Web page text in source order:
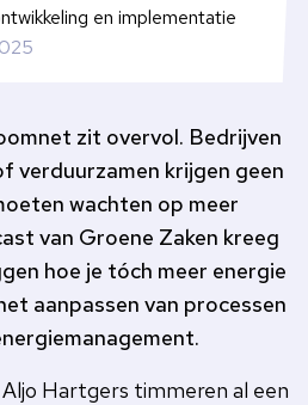
en implementatie
zit overvol. Bedrijven
verduurzamen krijgen geen
wachten op meer
van Groene Zaken kreeg
hoe je tóch meer energie
aanpassen van processen
Hartgers timmeren al een